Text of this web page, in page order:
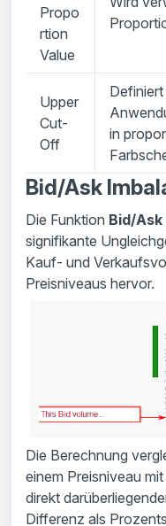
Propo
rtion
Value
Upper
Cut-
Off
in
Bid/Ask
Die Funktion Bid/
signifikante
Kauf- und
Preisniveaus hervor.
Die Berechnung
einem Preisniveau
direkt
Differenz als